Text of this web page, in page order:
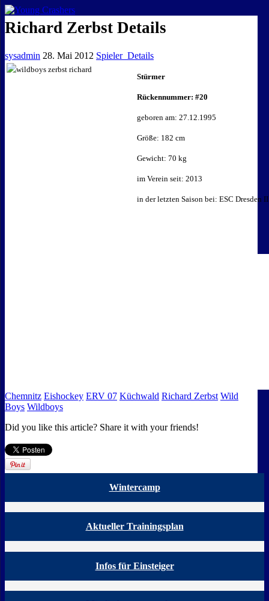
EISKALTE LEIDENSCHAFT
Richard Zerbst Details
sysadmin 28. Mai 2012 Spieler_Details
Stürmer
Rückennummer: #20
geboren am: 27.12.1995
Größe: 182 cm
Gewicht: 70 kg
im Verein seit: 2013
in der letzten Saison bei: ESC Dresden II
Chemnitz Eishockey ERV 07 Küchwald Richard Zerbst Wild
Boys Wildboys
Did you like this article? Share it with your friends!
Wintercamp
Aktueller Trainingsplan
Infos für Einsteiger